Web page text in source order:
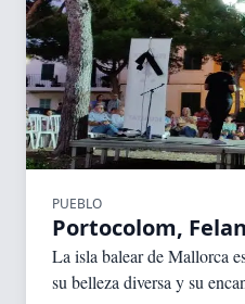
PUEBLO
Portocolom,
La isla balear de Mallorca
su belleza diversa y su